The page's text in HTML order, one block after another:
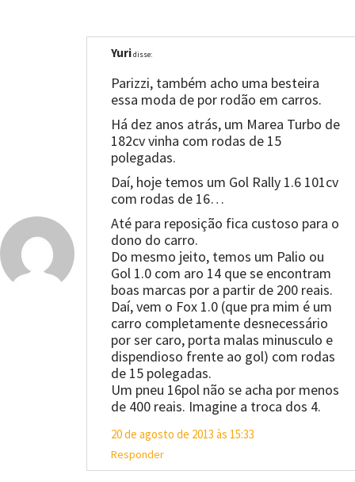
Yuridisse:
Parizzi, também acho uma besteira
essa moda de por rodão em carros.
Há dez anos atrás, um Marea Turbo de
182cv vinha com rodas de 15
polegadas.
Daí, hoje temos um Gol Rally 1.6 101cv
com rodas de 16…
Até para reposição fica custoso para o
dono do carro.
Do mesmo jeito, temos um Palio ou
Gol 1.0 com aro 14 que se encontram
boas marcas por a partir de 200 reais.
Daí, vem o Fox 1.0 (que pra mim é um
carro completamente desnecessário
por ser caro, porta malas minusculo e
dispendioso frente ao gol) com rodas
de 15 polegadas.
Um pneu 16pol não se acha por menos
de 400 reais. Imagine a troca dos 4.
20 de agosto de 2013 às 15:33
Responder